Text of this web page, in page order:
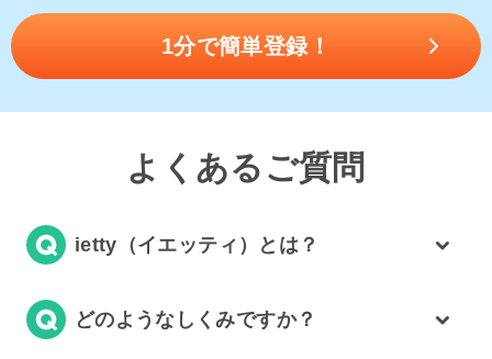
1分で簡単登録！
よくあるご質問
ietty（イエッティ）とは？
どのようなしくみですか？